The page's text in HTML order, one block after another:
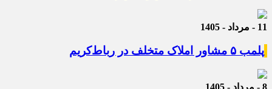
11 - مرداد - 1405
پلمب ۵ مشاور املاک متخلف در رباط‌کریم
8 - مرداد - 1405